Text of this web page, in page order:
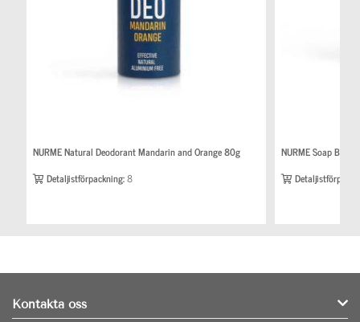
NURME Natural Deodorant Mandarin and Orange 80g
Detaljistförpackning:8
NURME Soap Bar
Kontakta oss